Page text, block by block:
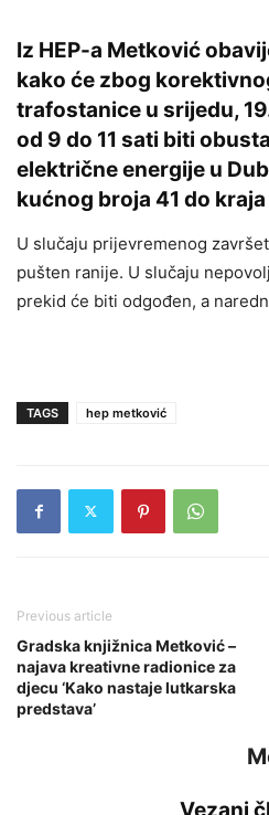
Iz HEP-a Metković
kako će zbog
trafostanice u srijedu,
od 9 do 11 sati biti
električne energije u
kućnog broja 41 do
U slučaju prijevremenog
pušten ranije. U slučaju
prekid će biti odgođen, a
TAGS hep metković
Previous article
Gradska knjižnica Metković –
najava kreativne radionice za
djecu ‘Kako nastaje lutkarska
predstava’
Vezani